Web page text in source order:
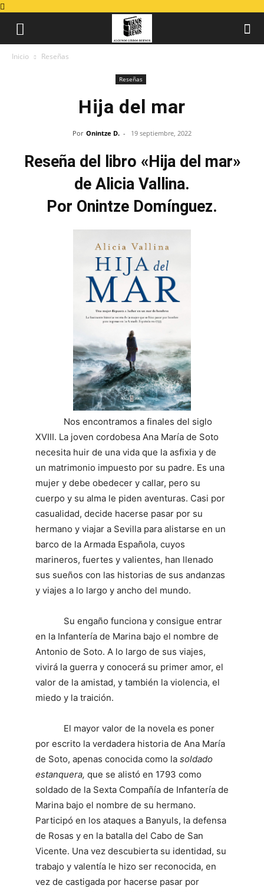
Inicio Reseñas
Reseñas
Hija del mar
Por Onintze D. - 19 septiembre, 2022
Reseña del libro «Hija del mar»
de Alicia Vallina.
Por Onintze Domínguez.
Nos encontramos a finales del siglo
XVIII. La joven cordobesa Ana María de Soto
necesita huir de una vida que la asfixia y de
un matrimonio impuesto por su padre. Es una
mujer y debe obedecer y callar, pero su
cuerpo y su alma le piden aventuras. Casi por
casualidad, decide hacerse pasar por su
hermano y viajar a Sevilla para alistarse en un
barco de la Armada Española, cuyos
marineros, fuertes y valientes, han llenado
sus sueños con las historias de sus andanzas
y viajes a lo largo y ancho del mundo.
Su engaño funciona y consigue entrar
en la Infantería de Marina bajo el nombre de
Antonio de Soto. A lo largo de sus viajes,
vivirá la guerra y conocerá su primer amor, el
valor de la amistad, y también la violencia, el
miedo y la traición.
El mayor valor de la novela es poner
por escrito la verdadera historia de Ana María
de Soto, apenas conocida como la soldado
estanquera, que se alistó en 1793 como
soldado de la Sexta Compañía de Infantería de
Marina bajo el nombre de su hermano.
Participó en los ataques a Banyuls, la defensa
de Rosas y en la batalla del Cabo de San
Vicente. Una vez descubierta su identidad, su
trabajo y valentía le hizo ser reconocida, en
vez de castigada por hacerse pasar por